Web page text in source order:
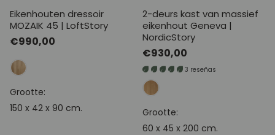
Eikenhouten dressoir
MOZAIK 45 | LoftStory
Normale
prijs
€990,00
Grootte:
150 x 42 x 90 cm.
2-deurs kast van massief
eikenhout Geneva |
NordicStory
Normale
prijs
€930,00
3 reseñas
Grootte:
60 x 45 x 200 cm.